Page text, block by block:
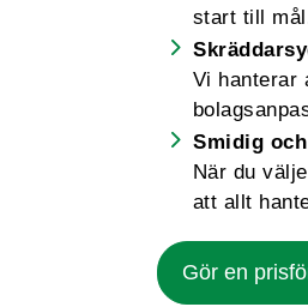
start till
Vi hanterar
Smidig
När du
att allt
Gör en